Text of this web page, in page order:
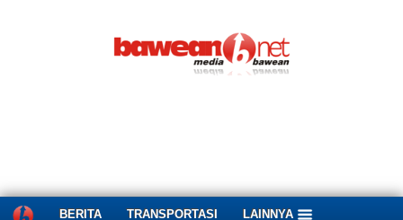
BERITA TRANSPORTASI LAINNYA